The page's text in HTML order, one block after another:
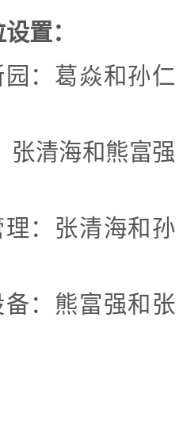
置：
：葛焱和孙仁
张清海和熊富强
：张清海和孙
备：熊富强和张